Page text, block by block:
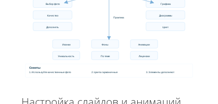
Выбор фото
Качество
Дополнять
Графика
Диаграммы
Цвет
Иконки Фоны Анимации
Уникальность По теме Лицензии
Практика
Советы
1. Используйте качественные фото
2. Цвета гармоничные 3. Элементы дополняют